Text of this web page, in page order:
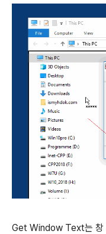
Get Window Text는 창